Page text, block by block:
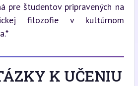
pre študentov pripravených na
filozofie v kultúrnom
K UČENIU